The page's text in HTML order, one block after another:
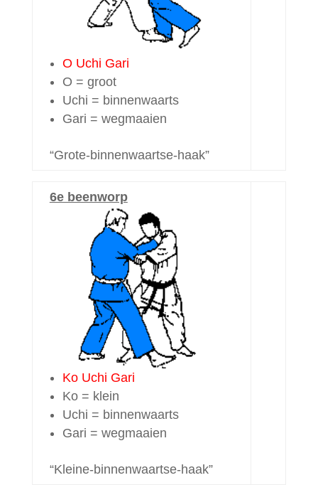
O Uchi Gari
O = groot
Uchi = binnenwaarts
Gari = wegmaaien
“Grote-binnenwaartse-haak”
6e beenworp
Ko Uchi Gari
Ko = klein
Uchi = binnenwaarts
Gari = wegmaaien
“Kleine-binnenwaartse-haak”